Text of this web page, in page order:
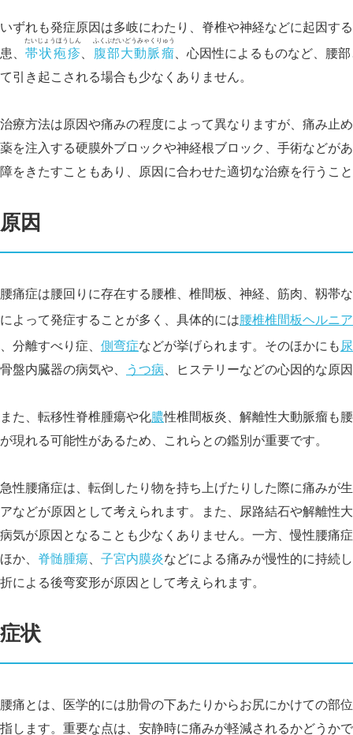
いずれも発症原因は多岐にわたり、脊椎や神経などに起因す
患、 帯状疱疹
たいじょうほうしん
、 腹部大動脈瘤
ふくぶだいどうみゃくりゅう
、心因性によるものなど、腰
て引き起こされる場合も少なくありません。
治療方法は原因や痛みの程度によって異なりますが、痛み止
薬を注入する硬膜外ブロックや神経根ブロック、手術などが
障をきたすこともあり、原因に合わせた適切な治療を行うこ
原因
腰痛症は腰回りに存在する腰椎、椎間板、神経、筋肉、靱帯
によって発症することが多く、具体的には腰椎椎間板ヘルニア
、分離すべり症、 側弯症などが挙げられます。そのほかにも
骨盤内臓器の病気や、
うつ病、ヒステリーなどの心因的な原
また、転移性脊椎腫瘍や化膿性椎間板炎、解離性大動脈瘤も
が現れる可能性があるため、これらとの鑑別が重要です。
急性腰痛症は、転倒したり物を持ち上げたりした際に痛みが
アなどが原因として考えられます。また、尿路結石や解離性
病気が原因となることも少なくありません。一方、慢性腰痛
ほか、 脊髄腫瘍、 子宮内膜炎などによる痛みが慢性的に持続
折による後弯変形が原因として考えられます。
症状
腰痛とは、医学的には肋骨の下あたりからお尻にかけての部
指します。重要な点は、安静時に痛みが軽減されるかどうか